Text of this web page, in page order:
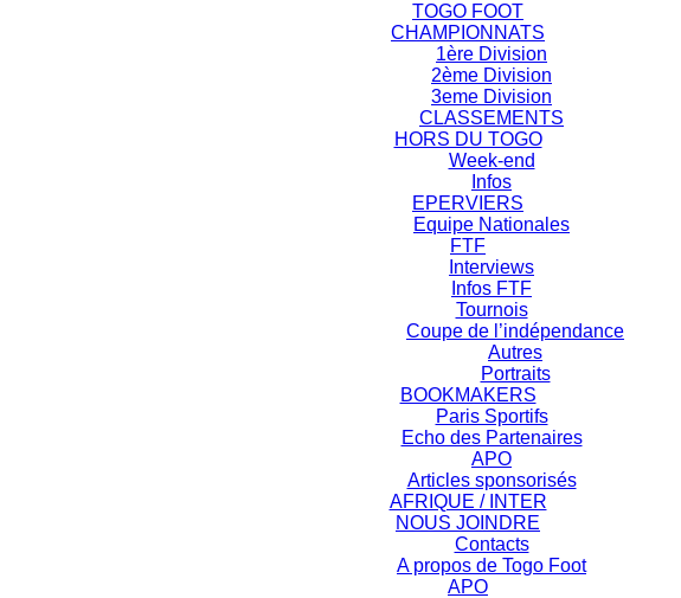
TOGO FOOT
CHAMPIONNATS
1ère Division
2ème Division
3eme Division
CLASSEMENTS
HORS DU TOGO
Week-end
Infos
EPERVIERS
Equipe Nationales
FTF
Interviews
Infos FTF
Tournois
Coupe de l’indépendance
Autres
Portraits
BOOKMAKERS
Paris Sportifs
Echo des Partenaires
APO
Articles sponsorisés
AFRIQUE / INTER
NOUS JOINDRE
Contacts
A propos de Togo Foot
APO